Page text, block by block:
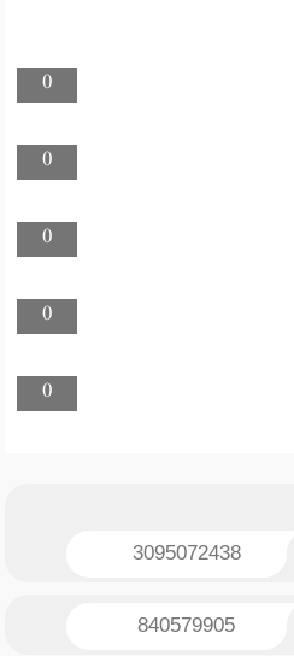
0
0
0
0
0
3095072438
840579905